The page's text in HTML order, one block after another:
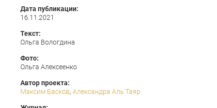
Дата публикации:
16.11.2021
Текст:
Ольга Вологдина
Фото:
Ольга Алексеенко
Автор проекта:
Максим Басков, Александра Аль Таяр